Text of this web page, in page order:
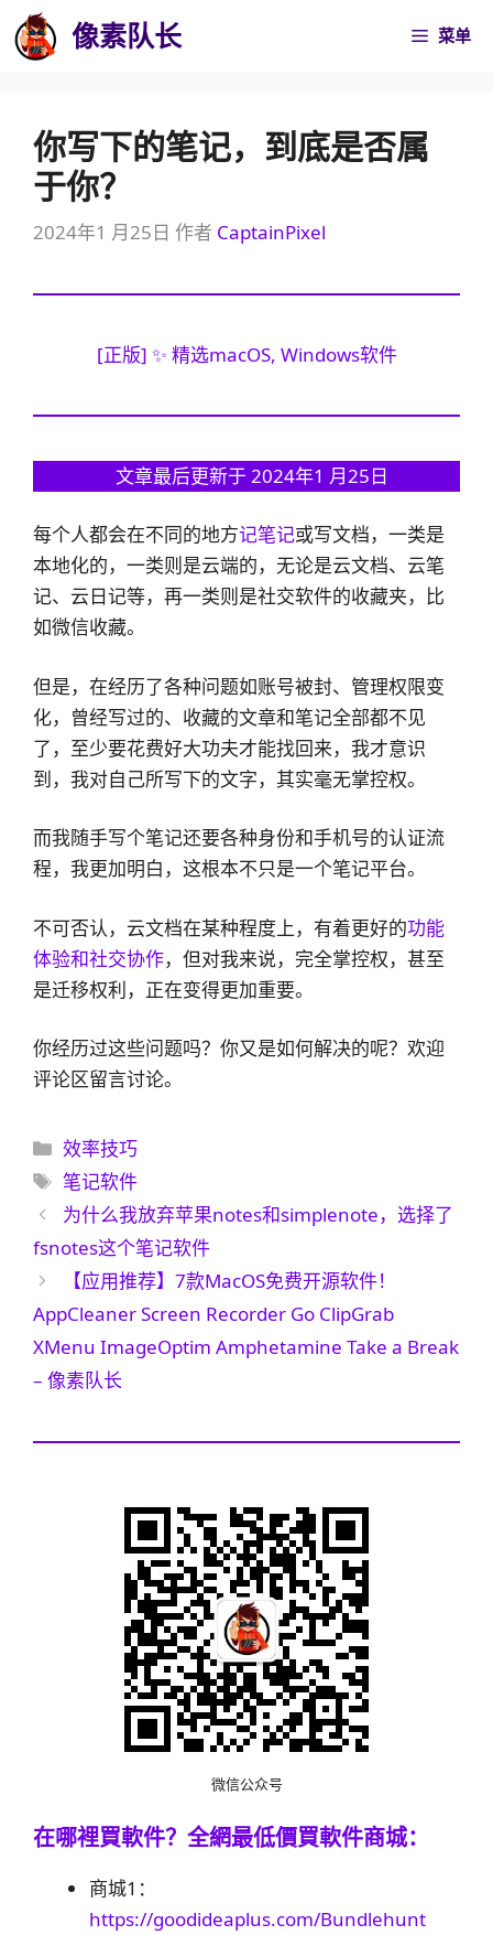
至
像素队长 菜单
你写下的笔记，到底是否属
于你？
2024年1 月25日 作者 CaptainPixel
[正版] ✨ 精选macOS, Windows软件
文章最后更新于 2024年1 月25日
每个人都会在不同的地方记笔记或写文档，一类是
本地化的，一类则是云端的，无论是云文档、云笔
记、云日记等，再一类则是社交软件的收藏夹，比
如微信收藏。
但是，在经历了各种问题如账号被封、管理权限变
化，曾经写过的、收藏的文章和笔记全部都不见
了，至少要花费好大功夫才能找回来，我才意识
到，我对自己所写下的文字，其实毫无掌控权。
而我随手写个笔记还要各种身份和手机号的认证流
程，我更加明白，这根本不只是一个笔记平台。
不可否认，云文档在某种程度上，有着更好的功能
体验和社交协作，但对我来说，完全掌控权，甚至
是迁移权利，正在变得更加重要。
你经历过这些问题吗？你又是如何解决的呢？欢迎
评论区留言讨论。
分
类
效率技巧
标
签
笔记软件
为什么我放弃苹果notes和simplenote，选择了
fsnotes这个笔记软件
【应用推荐】7款MacOS免费开源软件！
AppCleaner Screen Recorder Go ClipGrab
XMenu ImageOptim Amphetamine Take a Break
– 像素队长
微信公众号
在哪裡買軟件？ 全網最低價買軟件商城：
商城1：
https://goodideaplus.com/Bundlehunt